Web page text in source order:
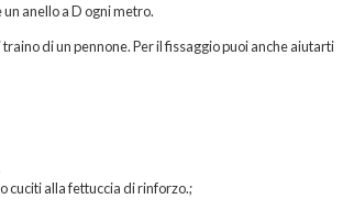
anello a D ogni metro.
di un pennone. Per il fissaggio puoi anche aiutarti
cuciti alla fettuccia di rinforzo.;